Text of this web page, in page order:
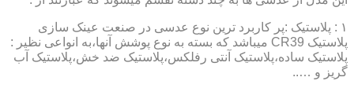
۱ : پلاستیک :پر کاربرد ترین نوع عدسی در صنعت عینک سازی
پلاستیک CR39 میباشد که بسته به نوع پوشش آنها،به انواعی نظیر :
پلاستیک ساده،پلاستیک آنتی رفلکس،پلاستیک ضد خش،پلاستیک آب
گریز و …..